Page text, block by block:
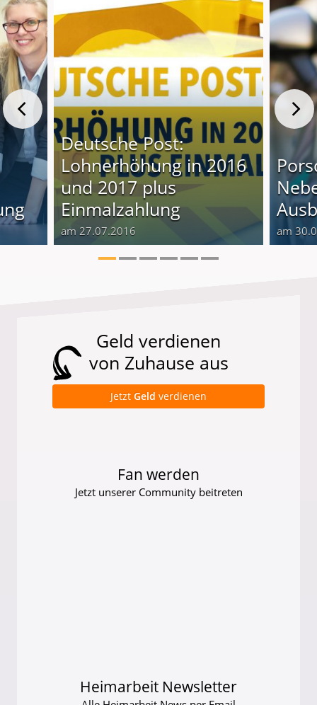
Deutsche Post:
Lohnerhöhung in 2016
und 2017 plus
Einmalzahlung
am 27.07.2016 am
Geld verdienen
von Zuhause aus
Jetzt Geld verdienen
Fan werden
Jetzt unserer Community beitreten
Heimarbeit Newsletter